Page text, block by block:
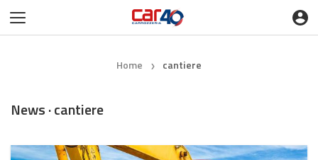
Home ❯ cantiere
News · cantiere